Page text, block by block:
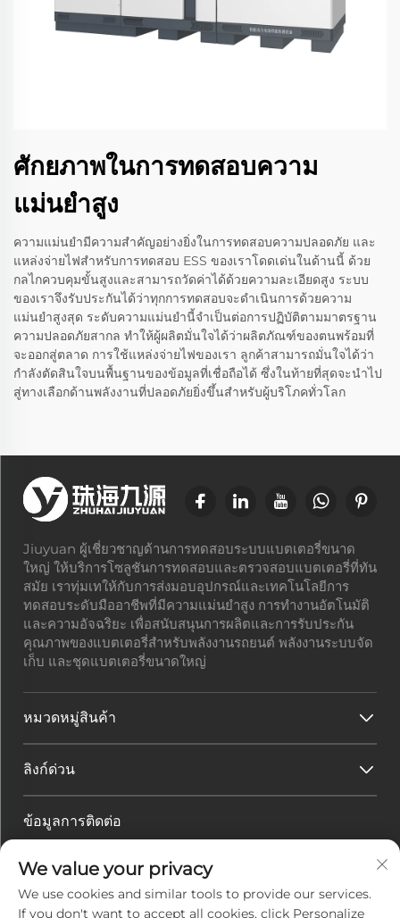
ศักยภาพในการทดสอบความ
แม่นยำสูง
ความแม่นยำมีความสำคัญอย่างยิ่งในการทดสอบความปลอดภัย และ
แหล่งจ่ายไฟสำหรับการทดสอบ ESS ของเราโดดเด่นในด้านนี้ ด้วย
กลไกควบคุมขั้นสูงและสามารถวัดค่าได้ด้วยความละเอียดสูง ระบบ
ของเราจึงรับประกันได้ว่าทุกการทดสอบจะดำเนินการด้วยความ
แม่นยำสูงสุด ระดับความแม่นยำนี้จำเป็นต่อการปฏิบัติตามมาตรฐาน
ความปลอดภัยสากล ทำให้ผู้ผลิตมั่นใจได้ว่าผลิตภัณฑ์ของตนพร้อมที่
จะออกสู่ตลาด การใช้แหล่งจ่ายไฟของเรา ลูกค้าสามารถมั่นใจได้ว่า
กำลังตัดสินใจบนพื้นฐานของข้อมูลที่เชื่อถือได้ ซึ่งในท้ายที่สุดจะนำไป
สู่ทางเลือกด้านพลังงานที่ปลอดภัยยิ่งขึ้นสำหรับผู้บริโภคทั่วโลก
Jiuyuan ผู้เชี่ยวชาญด้านการทดสอบระบบแบตเตอรี่ขนาด
ใหญ่ ให้บริการโซลูชันการทดสอบและตรวจสอบแบตเตอรี่ที่ทัน
สมัย เราทุ่มเทให้กับการส่งมอบอุปกรณ์และเทคโนโลยีการ
ทดสอบระดับมืออาชีพที่มีความแม่นยำสูง การทำงานอัตโนมัติ
และความอัจฉริยะ เพื่อสนับสนุนการผลิตและการรับประกัน
คุณภาพของแบตเตอรี่สำหรับพลังงานรถยนต์ พลังงานระบบจัด
เก็บ และชุดแบตเตอรี่ขนาดใหญ่
หมวดหมู่สินค้า
ลิงก์ด่วน
ข้อมูลการติดต่อ
เมืองจูไห่ มณฑลกวางตุ้ง ประเทศจีน
อีเมล : [email protected]
โทรศัพท์ : +86-0756-3616108
We value your privacy
We use cookies and similar tools to provide our services.
If you don't want to accept all cookies, click Personalize